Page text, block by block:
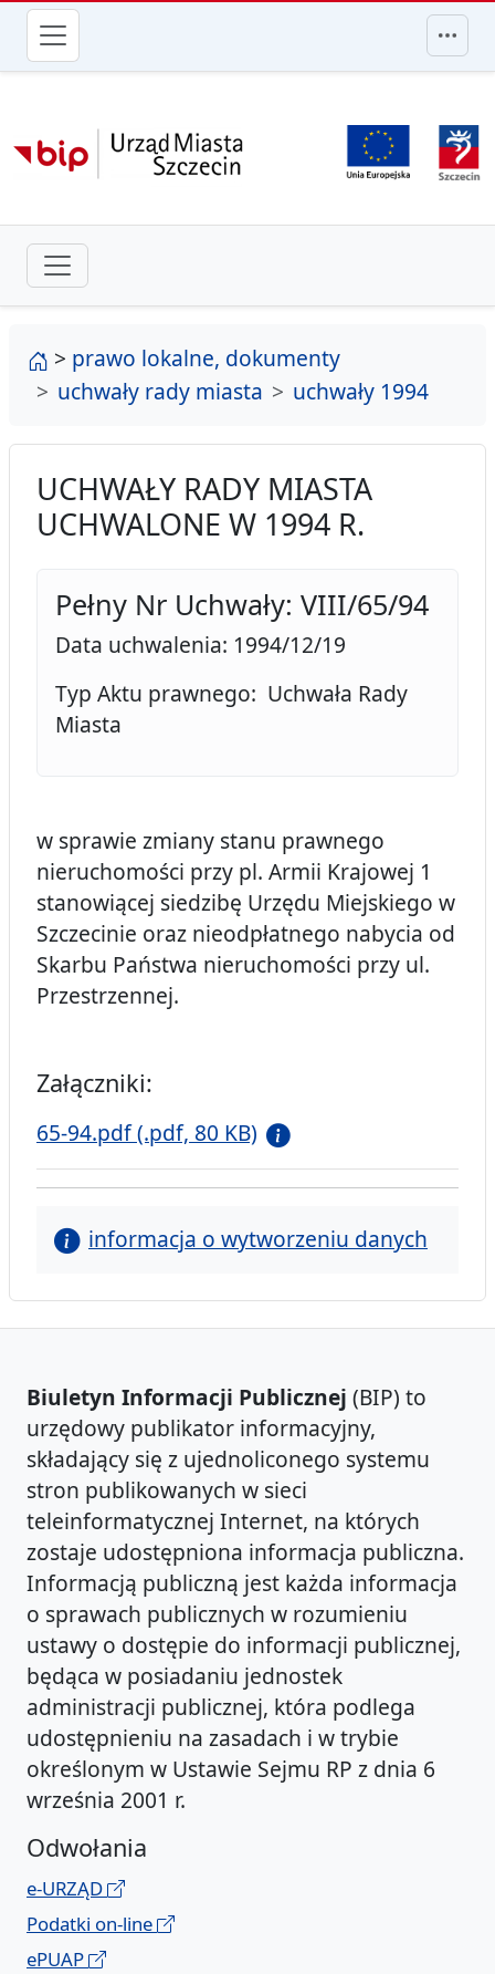
przejdź do głównego menu
strona główna
> prawo lokalne, dokumenty
uchwały rady miasta
uchwały 1994
UCHWAŁY RADY MIASTA
UCHWALONE W 1994 R.
Pełny Nr Uchwały: VIII/65/94
Data uchwalenia: 1994/12/19
Typ Aktu prawnego: Uchwała Rady
Miasta
w sprawie zmiany stanu prawnego
nieruchomości przy pl. Armii Krajowej 1
stanowiącej siedzibę Urzędu Miejskiego w
Szczecinie oraz nieodpłatnego nabycia od
Skarbu Państwa nieruchomości przy ul.
Przestrzennej.
Załączniki:
65-94.pdf (.pdf, 80 KB)
informacja o wytworzeniu danych
Biuletyn Informacji Publicznej (BIP) to
urzędowy publikator informacyjny,
składający się z ujednoliconego systemu
stron publikowanych w sieci
teleinformatycznej Internet, na których
zostaje udostępniona informacja publiczna.
Informacją publiczną jest każda informacja
o sprawach publicznych w rozumieniu
ustawy o dostępie do informacji publicznej,
będąca w posiadaniu jednostek
administracji publicznej, która podlega
udostępnieniu na zasadach i w trybie
określonym w Ustawie Sejmu RP z dnia 6
września 2001 r.
Odwołania
e-URZĄD
Podatki on-line
ePUAP